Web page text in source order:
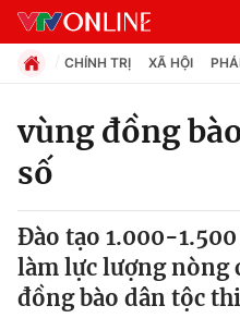
Chuyên mục
Chính trị
Xã hội
CHÍNH TRỊ XÃ HỘI
vùng đồng
số
Đào tạo 1.000-
làm lực lượng nòng
đồng bào dân tộc